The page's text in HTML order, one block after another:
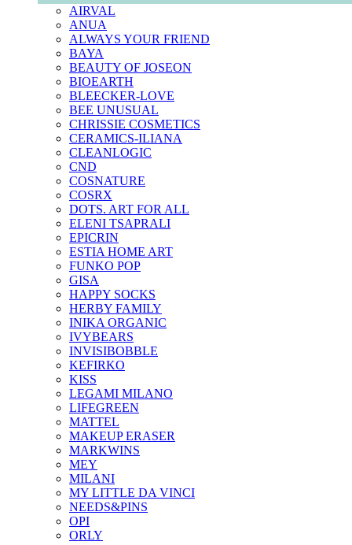
AIRVAL
ANUA
ALWAYS YOUR FRIEND
BAYA
BEAUTY OF JOSEON
BIOEARTH
BLEECKER-LOVE
BEE UNUSUAL
CHRISSIE COSMETICS
CERAMICS-ILIANA
CLEANLOGIC
CND
COSNATURE
COSRX
DOTS. ART FOR ALL
ELENI TSAPRALI
EPICRIN
ESTIA HOME ART
FUNKO POP
GISA
HAPPY SOCKS
HERBY FAMILY
INIKA ORGANIC
IVYBEARS
INVISIBOBBLE
KEFIRKO
KISS
LEGAMI MILANO
LIFEGREEN
MATTEL
MAKEUP ERASER
MARKWINS
MEY
MILANI
MY LITTLE DA VINCI
NEEDS&PINS
OPI
ORLY